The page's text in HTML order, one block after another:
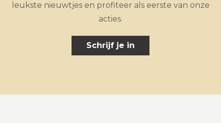
leukste nieuwtjes en profiteer als eerste van onze
acties.
Schrijf je in